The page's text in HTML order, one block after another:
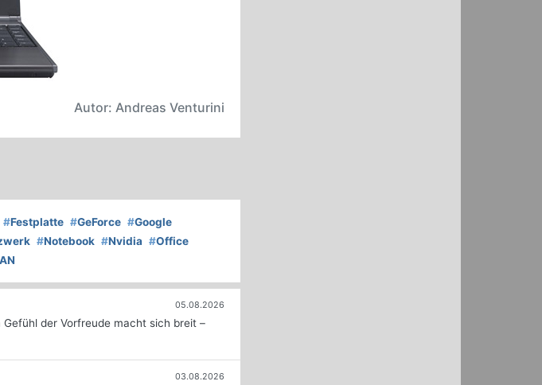
Autor: Andreas Venturini
#Festplatte #GeForce #Google
#Notebook #Nvidia #Office
05.08.2026
der Vorfreude macht sich breit –
03.08.2026